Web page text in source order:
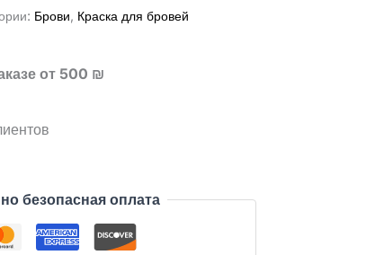
Брови, Краска для бровей
от 500 ₪
безопасная оплата